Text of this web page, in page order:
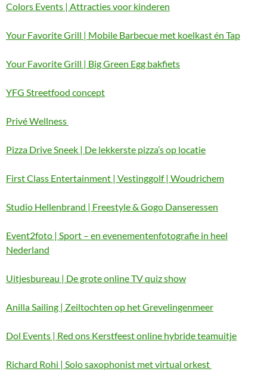
Colors Events | Attracties voor kinderen
Your Favorite Grill | Mobile Barbecue met koelkast én Tap
Your Favorite Grill | Big Green Egg bakfiets
YFG Streetfood concept
Privé Wellness
Pizza Drive Sneek | De lekkerste pizza’s op locatie
First Class Entertainment | Vestinggolf | Woudrichem
Studio Hellenbrand | Freestyle & Gogo Danseressen
Event2foto | Sport – en evenementenfotografie in heel
Nederland
Uitjesbureau | De grote online TV quiz show
Anilla Sailing | Zeiltochten op het Grevelingenmeer
Dol Events | Red ons Kerstfeest online hybride teamuitje
Richard Rohi | Solo saxophonist met virtual orkest